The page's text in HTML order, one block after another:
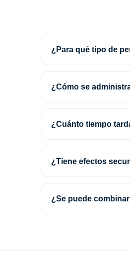
¿Para qué tipo de
¿Cómo se
¿Cuánto tiempo
¿Tiene efectos
¿Se puede